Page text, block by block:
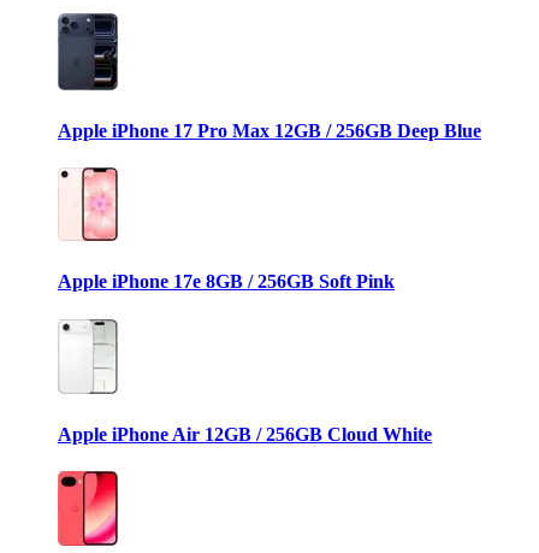
Apple iPhone 17 Pro Max 12GB / 256GB Deep Blue
Apple iPhone 17e 8GB / 256GB Soft Pink
Apple iPhone Air 12GB / 256GB Cloud White